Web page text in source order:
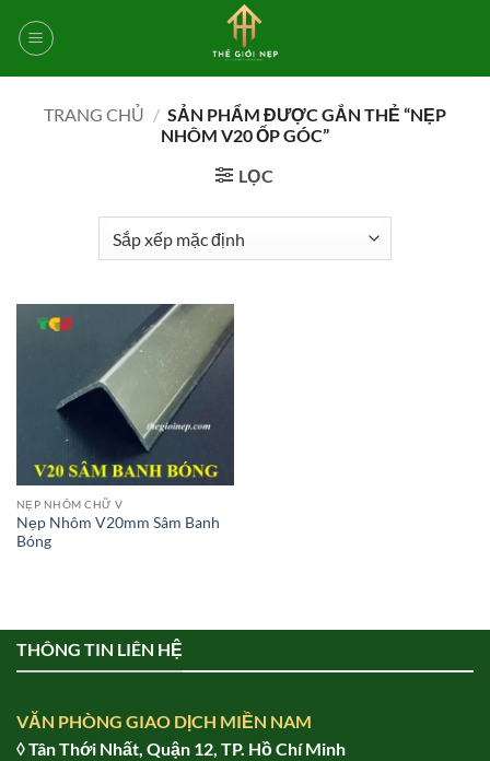
qua
TRANG CHỦ / SẢN PHẨM ĐƯỢC GẮN THẺ “NẸP
NHÔM V20 ỐP GÓC”
LỌC
NẸP NHÔM CHỮ V
Nẹp Nhôm V20mm Sâm Banh
Bóng
THÔNG TIN LIÊN HỆ
VĂN PHÒNG GIAO DỊCH MIỀN NAM
◊ Tân Thới Nhất, Quận 12, TP. Hồ Chí Minh